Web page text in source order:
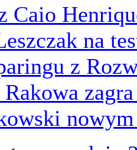
Caio
na
z
Rakowa